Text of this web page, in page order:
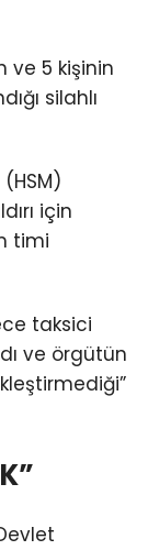
ve 5 kişinin
silahlı
için
timi
taksici
ve örgütün